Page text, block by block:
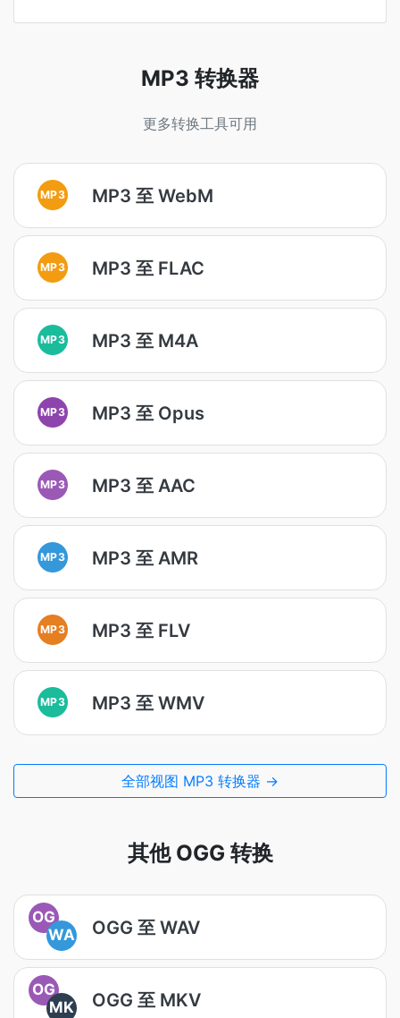
MP3 转换器
更多转换工具可用
MP3 MP3 至 WebM
MP3 MP3 至 FLAC
MP3 MP3 至 M4A
MP3 MP3 至 Opus
MP3 MP3 至 AAC
MP3 MP3 至 AMR
MP3 MP3 至 FLV
MP3 MP3 至 WMV
全部视图 MP3 转换器 →
其他 OGG 转换
OG
WA
OGG 至 WAV
OG
MK
OGG 至 MKV